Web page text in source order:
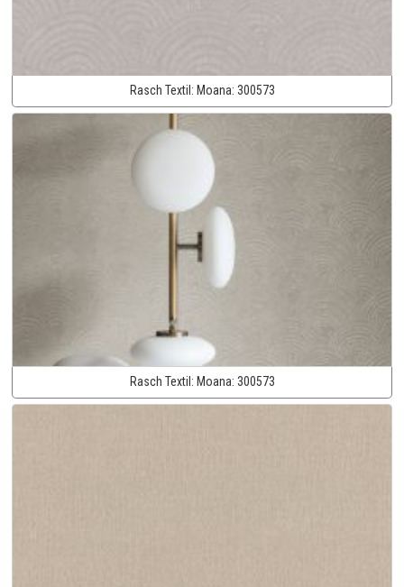
Rasch Textil: Moana: 300573
Rasch Textil: Moana: 300573